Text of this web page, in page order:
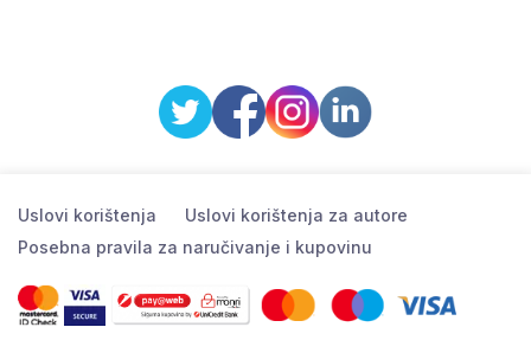
Uslovi korištenja
Uslovi korištenja za autore
Posebna pravila za naručivanje i kupovinu